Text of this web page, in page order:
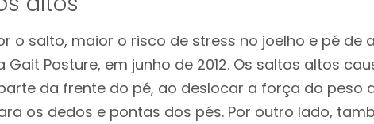
o salto, maior o risco de stress no joelho e pé de
Gait Posture, em junho de 2012. Os saltos altos
da frente do pé, ao deslocar a força do peso
os dedos e pontas dos pés. Por outro lado,